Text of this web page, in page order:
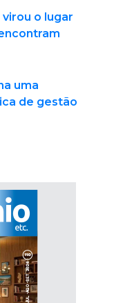
o lugar
uma
de gestão